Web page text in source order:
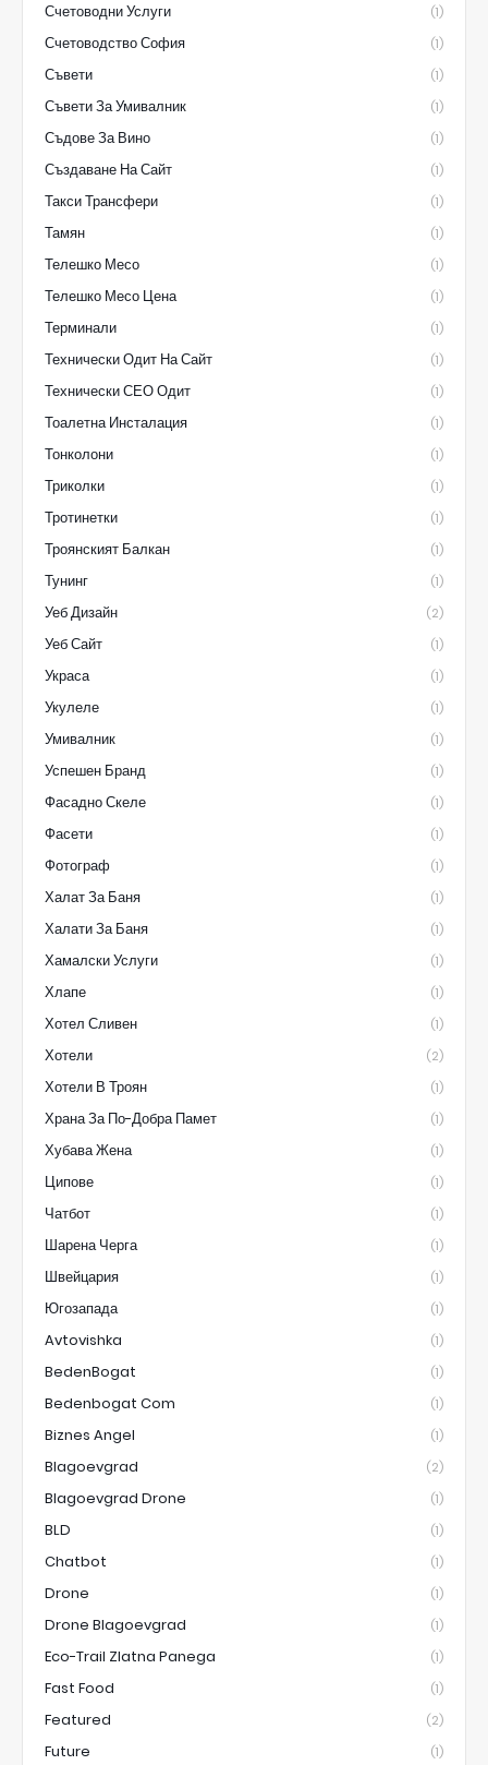
Счетоводни Услуги (1)
Счетоводство София (1)
Съвети (1)
Съвети За Умивалник (1)
Съдове За Вино (1)
Създаване На Сайт (1)
Такси Трансфери (1)
Тамян (1)
Телешко Месо (1)
Телешко Месо Цена (1)
Терминали (1)
Технически Одит На Сайт (1)
Технически СЕО Одит (1)
Тоалетна Инсталация (1)
Тонколони (1)
Триколки (1)
Тротинетки (1)
Троянският Балкан (1)
Тунинг (1)
Уеб Дизайн (2)
Уеб Сайт (1)
Украса (1)
Укулеле (1)
Умивалник (1)
Успешен Бранд (1)
Фасадно Скеле (1)
Фасети (1)
Фотограф (1)
Халат За Баня (1)
Халати За Баня (1)
Хамалски Услуги (1)
Хлапе (1)
Хотел Сливен (1)
Хотели (2)
Хотели В Троян (1)
Храна За По-Добра Памет (1)
Хубава Жена (1)
Ципове (1)
Чатбот (1)
Шарена Черга (1)
Швейцария (1)
Югозапада (1)
Avtovishka (1)
BedenBogat (1)
Bedenbogat Com (1)
Biznes Angel (1)
Blagoevgrad (2)
Blagoevgrad Drone (1)
BLD (1)
Chatbot (1)
Drone (1)
Drone Blagoevgrad (1)
Eco-Trail Zlatna Panega (1)
Fast Food (1)
Featured (2)
Future (1)